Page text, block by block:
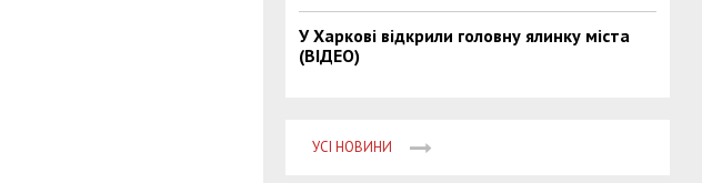
У Харкові відкрили головну ялинку міста
(ВІДЕО)
УСІ НОВИНИ